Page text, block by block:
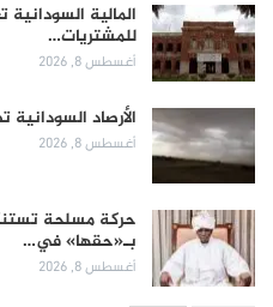
المالية
للمشتريات…
أغسطس 8, 2026
الأرصاد السودانية
أغسطس 8, 2026
حركة مسلحة
بـ«حقها» في…
أغسطس 8, 2026